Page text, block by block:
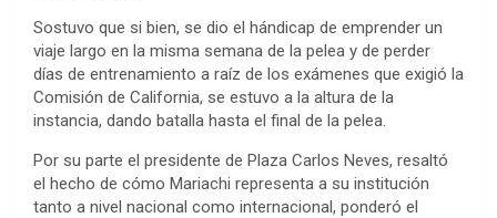
Sostuvo que si bien, se dio el hándicap de emprender un
viaje largo en la misma semana de la pelea y de perder
días de entrenamiento a raíz de los exámenes que exigió la
Comisión de California, se estuvo a la altura de la
instancia, dando batalla hasta el final de la pelea.
Por su parte el presidente de Plaza Carlos Neves, resaltó
el hecho de cómo Mariachi representa a su institución
tanto a nivel nacional como internacional, ponderó el